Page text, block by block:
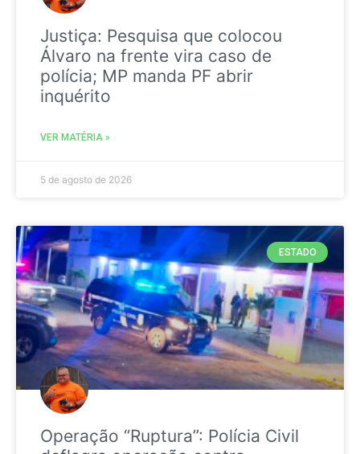
Justiça: Pesquisa que colocou
Álvaro na frente vira caso de
polícia; MP manda PF abrir
inquérito
VER MATÉRIA »
5 de agosto de 2026
ESTADO
Operação “Ruptura”: Polícia Civil